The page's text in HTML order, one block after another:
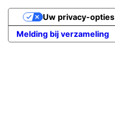
Melding bij verzameling
Uw privacy-opties